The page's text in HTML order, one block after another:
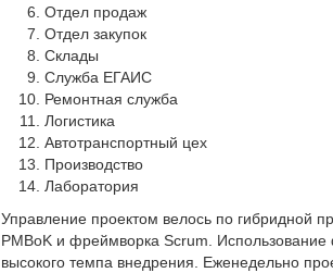
Отдел продаж
Отдел закупок
Склады
Служба ЕГАИС
Ремонтная служба
Логистика
Автотранспортный цех
Производство
Лаборатория
Управление проектом велось по гибридной
PMBoK и фреймворка Scrum.
высокого темпа внедрения. Еженедельно